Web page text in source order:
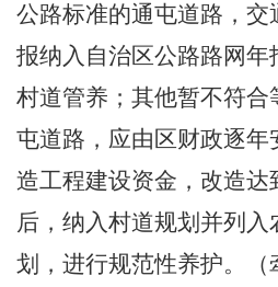
公路标准的通屯道路， 交
报纳入自治区公路路网年
村道管养；其他暂不符合
屯道路，应由区财政逐年
造工程建设资金 ，改造
后，纳入村道规划并列
划，进行规范性养护。